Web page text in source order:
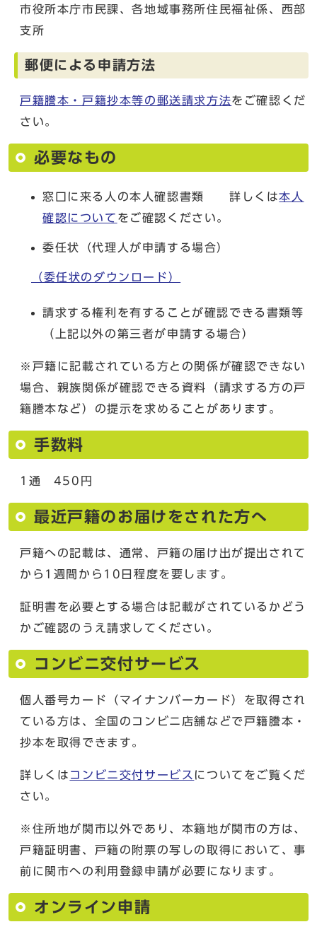
市役所本庁市民課、各地域事務所住民福祉係、西部
支所
郵便による申請方法
戸籍謄本・戸籍抄本等の郵送請求方法をご確認くだ
さい。
必要なもの
窓口に来る人の本人確認書類 詳しくは本人
確認について をご確認ください。
委任状（代理人が申請する場合）
（委任状のダウンロード）
請求する権利を有することが確認できる書類等
（上記以外の第三者が申請する場合）
※戸籍に記載されている方との関係が確認できない
場合、親族関係が確認できる資料（請求する方の戸
籍謄本など）の提示を求めることがあります。
手数料
1通 450円
最近戸籍のお届けをされた方へ
戸籍への記載は、通常、戸籍の届け出が提出されて
から1週間から10日程度を要します。
証明書を必要とする場合は記載がされているかどう
かご確認のうえ請求してください。
コンビニ交付サービス
個人番号カード（マイナンバーカード）を取得され
ている方は、全国のコンビニ店舗などで戸籍謄本・
抄本を取得できます。
詳しくは コンビニ交付サービス についてをご覧くだ
さい。
※住所地が関市以外であり、本籍地が関市の方は、
戸籍証明書、戸籍の附票の写しの取得において、事
前に関市への利用登録申請が必要になります。
オンライン申請